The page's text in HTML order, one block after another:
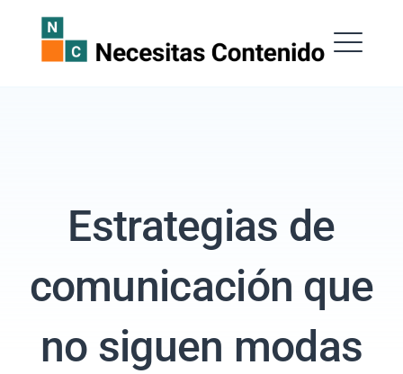
Saltar
contenido
Necesitas Contenido
BUSCAR
Estrategias de
comunicación que
no siguen modas